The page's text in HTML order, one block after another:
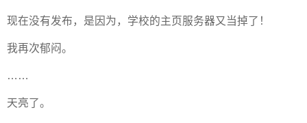
现在没有发布，是因为，学校的主页服务器又当掉了！
我再次郁闷。
……
天亮了。